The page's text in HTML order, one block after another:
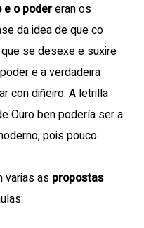
e o podereran os
da idea de que co
se desexe e suxire
e a verdadeira
con diñeiro. A letrilla
Ouro ben podería ser a
pois pouco
varias as propostas